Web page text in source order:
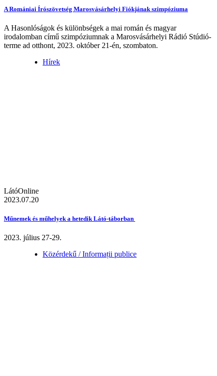
A Romániai Írószövetség Marosvásárhelyi Fiókjának szimpóziuma
A Hasonlóságok és különbségek a mai román és magyar
irodalomban című szimpóziumnak a Marosvásárhelyi Rádió Stúdió-
terme ad otthont, 2023. október 21-én, szombaton.
Hírek
LátóOnline
2023.07.20
Műnemek és műhelyek a hetedik Látó-táborban
2023. július 27-29.
Közérdekű / Informații publice